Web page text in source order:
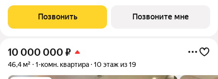
Премиальный дом «Акватория», возводимый на Выборгской
набережной у Кантемировского моста
Позвонить Позвоните мне
10 000 000 ₽
46,4 м² 1-комн. квартира 10 этаж из 19